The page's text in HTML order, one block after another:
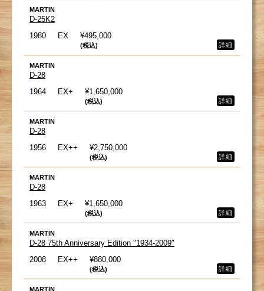
MARTIN
D-25K2
1980
EX ¥495,000
(税込) 詳細
MARTIN
D-28
1964
EX+ ¥1,650,000
(税込) 詳細
MARTIN
D-28
1956
EX++ ¥2,750,000
(税込) 詳細
MARTIN
D-28
1963
EX+ ¥1,650,000
(税込) 詳細
MARTIN
D-28 75th Anniversary Edition "1934-2009"
2008
EX++ ¥880,000
(税込) 詳細
MARTIN